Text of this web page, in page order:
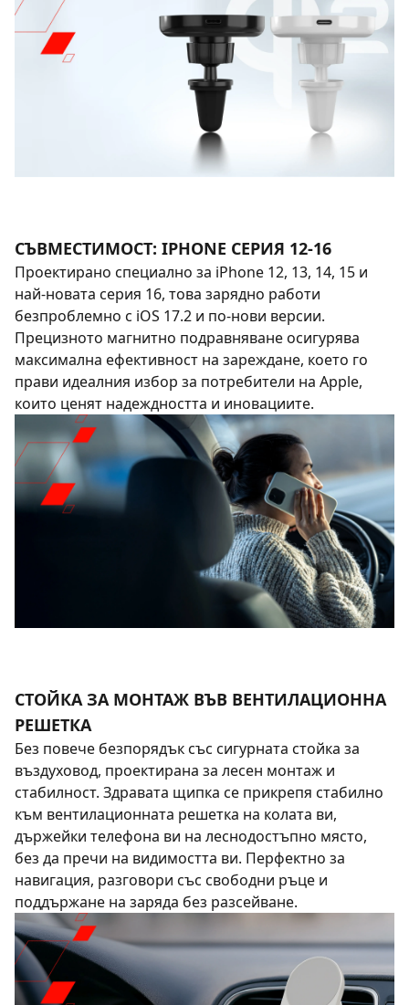
СЪВМЕСТИМОСТ: IPHONE СЕРИЯ 12-16
Проектирано специално за iPhone 12, 13, 14, 15 и
най-новата серия 16, това зарядно работи
безпроблемно с iOS 17.2 и по-нови версии.
Прецизното магнитно подравняване осигурява
максимална ефективност на зареждане, което го
прави идеалния избор за потребители на Apple,
които ценят надеждността и иновациите.
СТОЙКА ЗА МОНТАЖ ВЪВ ВЕНТИЛАЦИОННА
РЕШЕТКА
Без повече безпорядък със сигурната стойка за
въздуховод, проектирана за лесен монтаж и
стабилност. Здравата щипка се прикрепя стабилно
към вентилационната решетка на колата ви,
държейки телефона ви на леснодостъпно място,
без да пречи на видимостта ви. Перфектно за
навигация, разговори със свободни ръце и
поддържане на заряда без разсейване.